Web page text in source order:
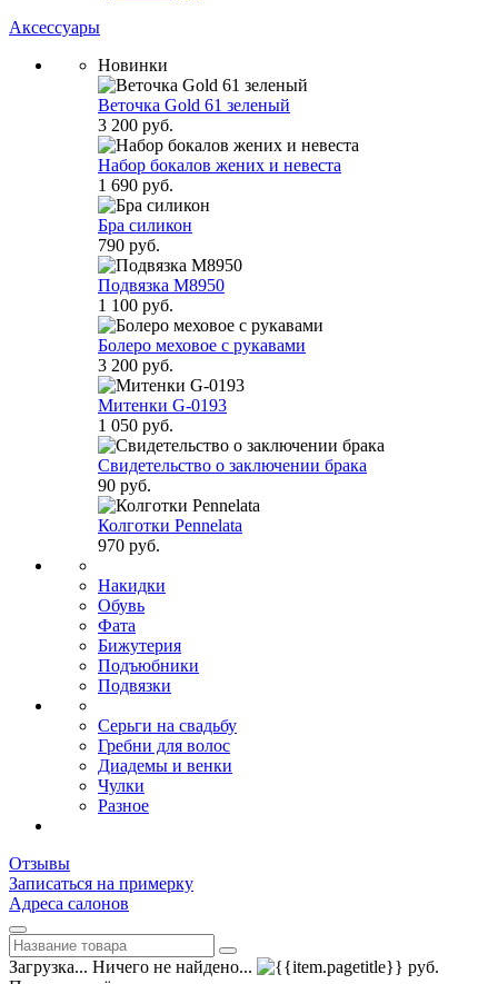
Аксессуары
Новинки
Веточка Gold 61 зеленый
3 200 руб.
Набор бокалов жених и невеста
1 690 руб.
Бра силикон
790 руб.
Подвязка M8950
1 100 руб.
Болеро меховое с рукавами
3 200 руб.
Митенки G-0193
1 050 руб.
Свидетельство о заключении брака
90 руб.
Колготки Pennelata
970 руб.
Накидки
Обувь
Фата
Бижутерия
Подъюбники
Подвязки
Серьги на свадьбу
Гребни для волос
Диадемы и венки
Чулки
Разное
Отзывы
Записаться на примерку
Адреса салонов
Загрузка... Ничего не найдено...
руб.